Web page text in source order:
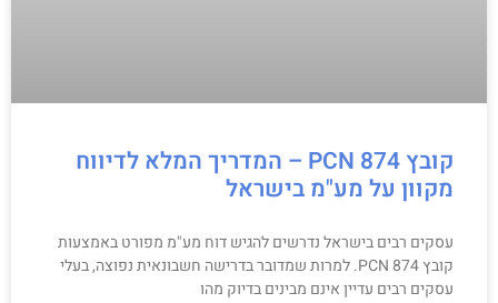
קובץ PCN 874 – המדריך המלא לדיווח
מקוון על מע"מ בישראל
עסקים רבים בישראל נדרשים להגיש דוח מע"מ מפורט באמצעות
קובץ PCN 874. למרות שמדובר בדרישה חשבונאית נפוצה, בעלי
עסקים רבים עדיין אינם מבינים בדיוק מהו